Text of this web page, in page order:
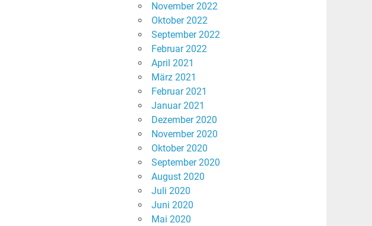
November 2022
Oktober 2022
September 2022
Februar 2022
April 2021
März 2021
Februar 2021
Januar 2021
Dezember 2020
November 2020
Oktober 2020
September 2020
August 2020
Juli 2020
Juni 2020
Mai 2020